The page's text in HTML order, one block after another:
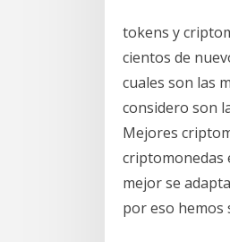
tokens y
cientos de
cuales son las
considero son
Mejores
criptomonedas
mejor se
por eso hemos